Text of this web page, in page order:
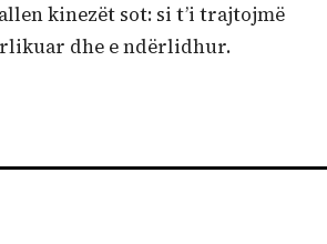
kinezët sot: si t’i trajtojmë
dhe e ndërlidhur.